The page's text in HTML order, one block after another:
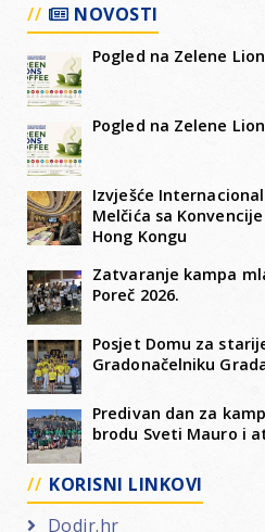
NOVOSTI
Pogled na Zelene
Pogled na Zelene
Izvješće
Melčića sa
Hong Kongu
Zatvaranje kampa
Poreč 2026.
Posjet Domu za
Gradonačelniku
Predivan dan za
brodu Sveti Mauro i
KORISNI LINKOVI
Dodir.hr